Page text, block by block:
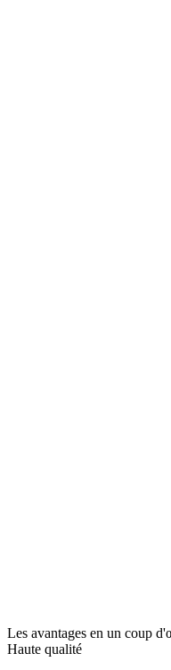
Les avantages en un coup
Haute qualité